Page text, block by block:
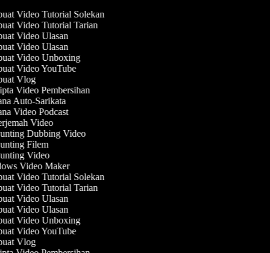
Video Tutorial Solekan
Video Tutorial Tarian
Video Ulasan
Video Ulasan
Video Unboxing
Video YouTube
Vlog
Video Pembersihan
Auto-Sarikata
Video Podcast
Video
Dubbing Video
Filem
Video
Video Maker
Video Tutorial Solekan
Video Tutorial Tarian
Video Ulasan
Video Ulasan
Video Unboxing
Video YouTube
Vlog